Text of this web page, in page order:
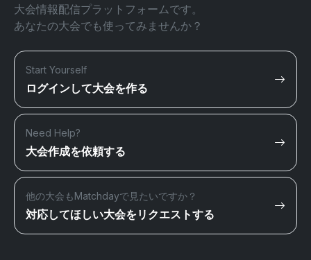
大会情報配信プラットフォームです。
あなたの大会でも使ってみませんか？
Start Yourself
ログインして大会を作る
Need Help?
大会作成を依頼する
他の大会もMatchdayで見たいですか？
対応してほしい大会をリクエストする